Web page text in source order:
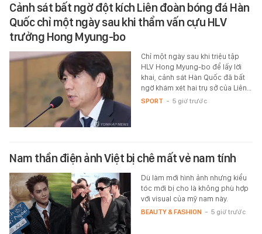
Cảnh sát bất ngờ đột kích Liên đoàn bóng đá Hàn
Quốc chỉ một ngày sau khi thẩm vấn cựu HLV
trưởng Hong Myung-bo
Chỉ một ngày sau khi triệu tập
HLV Hong Myung-bo để lấy lời
khai, cảnh sát Hàn Quốc đã bất
ngờ khám xét hai trụ sở của Liên…
SPORT - 5 giờ trước
Nam thần điện ảnh Việt bị chê mất vẻ nam tính
Dù làm mới hình ảnh nhưng kiểu
tóc mới bị cho là không phù hợp
với visual của mỹ nam này.
BEAUTY & FASHION - 5 giờ trước